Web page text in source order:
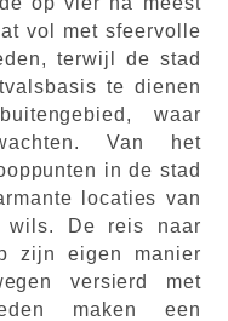
vol met sfeervolle
terwijl de stad
te dienen
waar
Van het
in de stad
locaties van
De reis naar
zijn eigen manier
versierd met
maken een